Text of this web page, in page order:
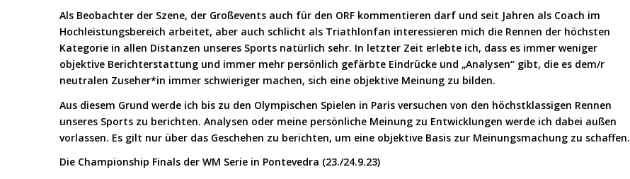
Als Beobachter der Szene, der Großevents auch für den ORF kommentieren darf und seit Jahren als Coach im
Hochleistungsbereich arbeitet, aber auch schlicht als Triathlonfan interessieren mich die Rennen der höchsten
Kategorie in allen Distanzen unseres Sports natürlich sehr. In letzter Zeit erlebte ich, dass es immer weniger
objektive Berichterstattung und immer mehr persönlich gefärbte Eindrücke und „Analysen“ gibt, die es dem/r
neutralen Zuseher*in immer schwieriger machen, sich eine objektive Meinung zu bilden.
Aus diesem Grund werde ich bis zu den Olympischen Spielen in Paris versuchen von den höchstklassigen Rennen
unseres Sports zu berichten. Analysen oder meine persönliche Meinung zu Entwicklungen werde ich dabei außen
vorlassen. Es gilt nur über das Geschehen zu berichten, um eine objektive Basis zur Meinungsmachung zu schaffen.
Die Championship Finals der WM Serie in Pontevedra (23./24.9.23)